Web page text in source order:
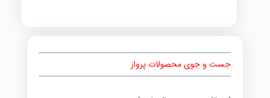
جست و جوی محصولات پرواز